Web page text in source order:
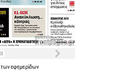
τωνεφημερίδων